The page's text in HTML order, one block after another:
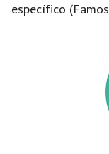
específico